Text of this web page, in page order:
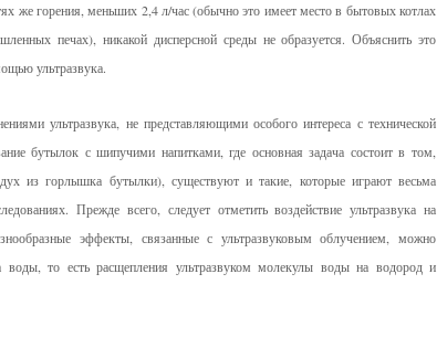
же горения, меньших 2,4 л/час (обычно это имеет место в бытовых котлах
печах), никакой дисперсной среды не образуется. Объяснить это
ультразвука.
ультразвука, не представляющими особого интереса с технической
бутылок с шипучими напитками, где основная задача состоит в том,
из горлышка бутылки), существуют и такие, которые играют весьма
Прежде всего, следует отметить воздействие ультразвука на
эффекты, связанные с ультразвуковым облучением, можно
воды, то есть расщепления ультразвуком молекулы воды на водород и